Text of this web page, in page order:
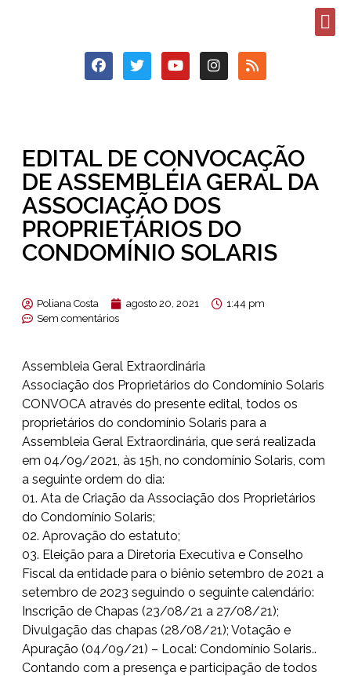
EDITAL DE CONVOCAÇÃO
DE ASSEMBLÉIA GERAL DA
ASSOCIAÇÃO DOS
PROPRIETÁRIOS DO
CONDOMÍNIO SOLARIS
Poliana Costa agosto 20, 2021
1:44 pm
Sem comentários
Assembleia Geral Extraordinária
Associação dos Proprietários do Condomínio Solaris
CONVOCA através do presente edital, todos os
proprietários do condomínio Solaris para a
Assembleia Geral Extraordinária, que será realizada
em 04/09/2021, às 15h, no condomínio Solaris, com
a seguinte ordem do dia:
01. Ata de Criação da Associação dos Proprietários
do Condomínio Solaris;
02. Aprovação do estatuto;
03. Eleição para a Diretoria Executiva e Conselho
Fiscal da entidade para o biênio setembro de 2021 a
setembro de 2023 seguindo o seguinte calendário:
Inscrição de Chapas (23/08/21 a 27/08/21);
Divulgação das chapas (28/08/21); Votação e
Apuração (04/09/21) – Local: Condomínio Solaris..
Contando com a presença e participação de todos